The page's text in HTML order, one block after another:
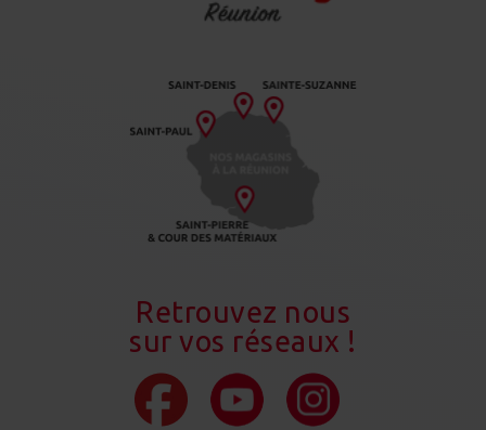
Retrouvez nous
sur vos réseaux !